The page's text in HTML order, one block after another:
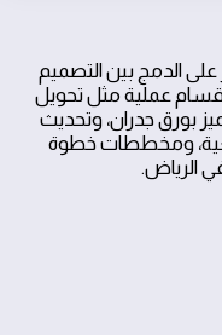
الدمج بين التصميم
أقسام عملية مثل تحويل
بورق جدران، وتحديث
ومخططات خطوة
الرياض.